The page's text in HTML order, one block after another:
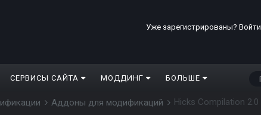
Уже зарегистрированы? Войти
СЕРВИСЫ САЙТА МОДДИНГ БОЛЬШЕ
Аддоны для модификаций Hicks Compilation 2.0